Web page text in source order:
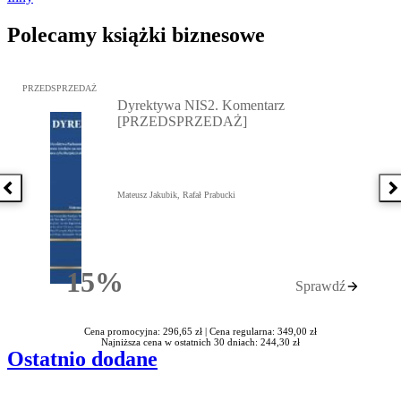
Polecamy książki biznesowe
Poprzednia książka
Przejdź do: Dyrektywa NIS2. Komentarz [PRZEDSPRZEDAŻ],
PRZEDSPRZEDAŻ
15%Rabatu
Dyrektywa NIS2. Komentarz
[PRZEDSPRZEDAŻ]
Mateusz Jakubik, Rafał Prabucki
Sprawdź
Cena promocyjna: 296,65 zł | Cena regularna: 349,00 zł
Najniższa cena w ostatnich 30 dniach: 244,30 zł
Ostatnio dodane